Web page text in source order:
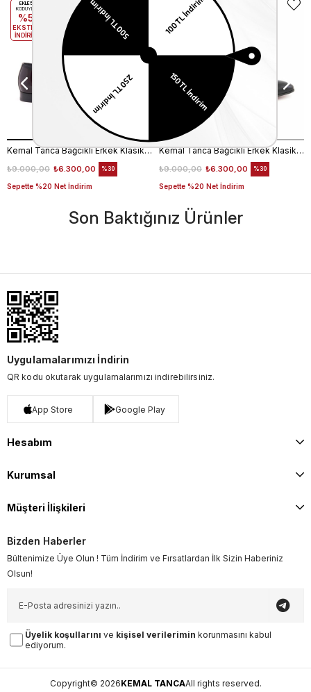
Kemal Tanca Bağcıklı Erkek Klasik Ayakkabı 700
₺6.300,00
₺9.000,00
Sepette %20 Net İndirim
%30
EKLE5
KODUYLA
%5
EKSTRA
İNDİRİM
Kemal Tanca Bağcıklı Erkek Klasik Ayakkabı 700
₺6.300,00
₺9.000,00
Sepette %20 Net İndirim
%30
%5
EKSTRA
İNDİRİM
Son Baktığınız Ürünler
Uygulamalarımızı İndirin
QR kodu okutarak uygulamalarımızı indirebilirsiniz.
App Store Google Play
Hesabım
Kurumsal
Müşteri İlişkileri
Bizden Haberler
Bültenimize Üye Olun ! Tüm İndirim ve Fırsatlardan İlk Sizin Haberiniz
Olsun!
Üyelik koşullarını ve kişisel verilerimin korunmasını kabul
ediyorum.
Copyright© 2026KEMAL TANCAAll rights reserved.